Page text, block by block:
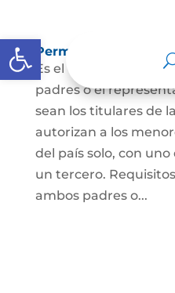
Abrir barra de
Permisos de salida
Es el documento
padres o el
sean los titulares de
autorizan a los
del país solo, con
un tercero.
ambos padres o...